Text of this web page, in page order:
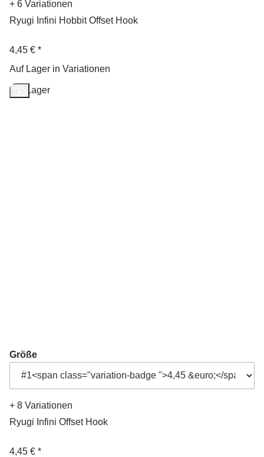
+ 6 Variationen
Ryugi Infini Hobbit Offset Hook
4,45 € *
Auf Lager in Variationen
Auf Lager
Größe
+ 8 Variationen
Ryugi Infini Offset Hook
4,45 € *